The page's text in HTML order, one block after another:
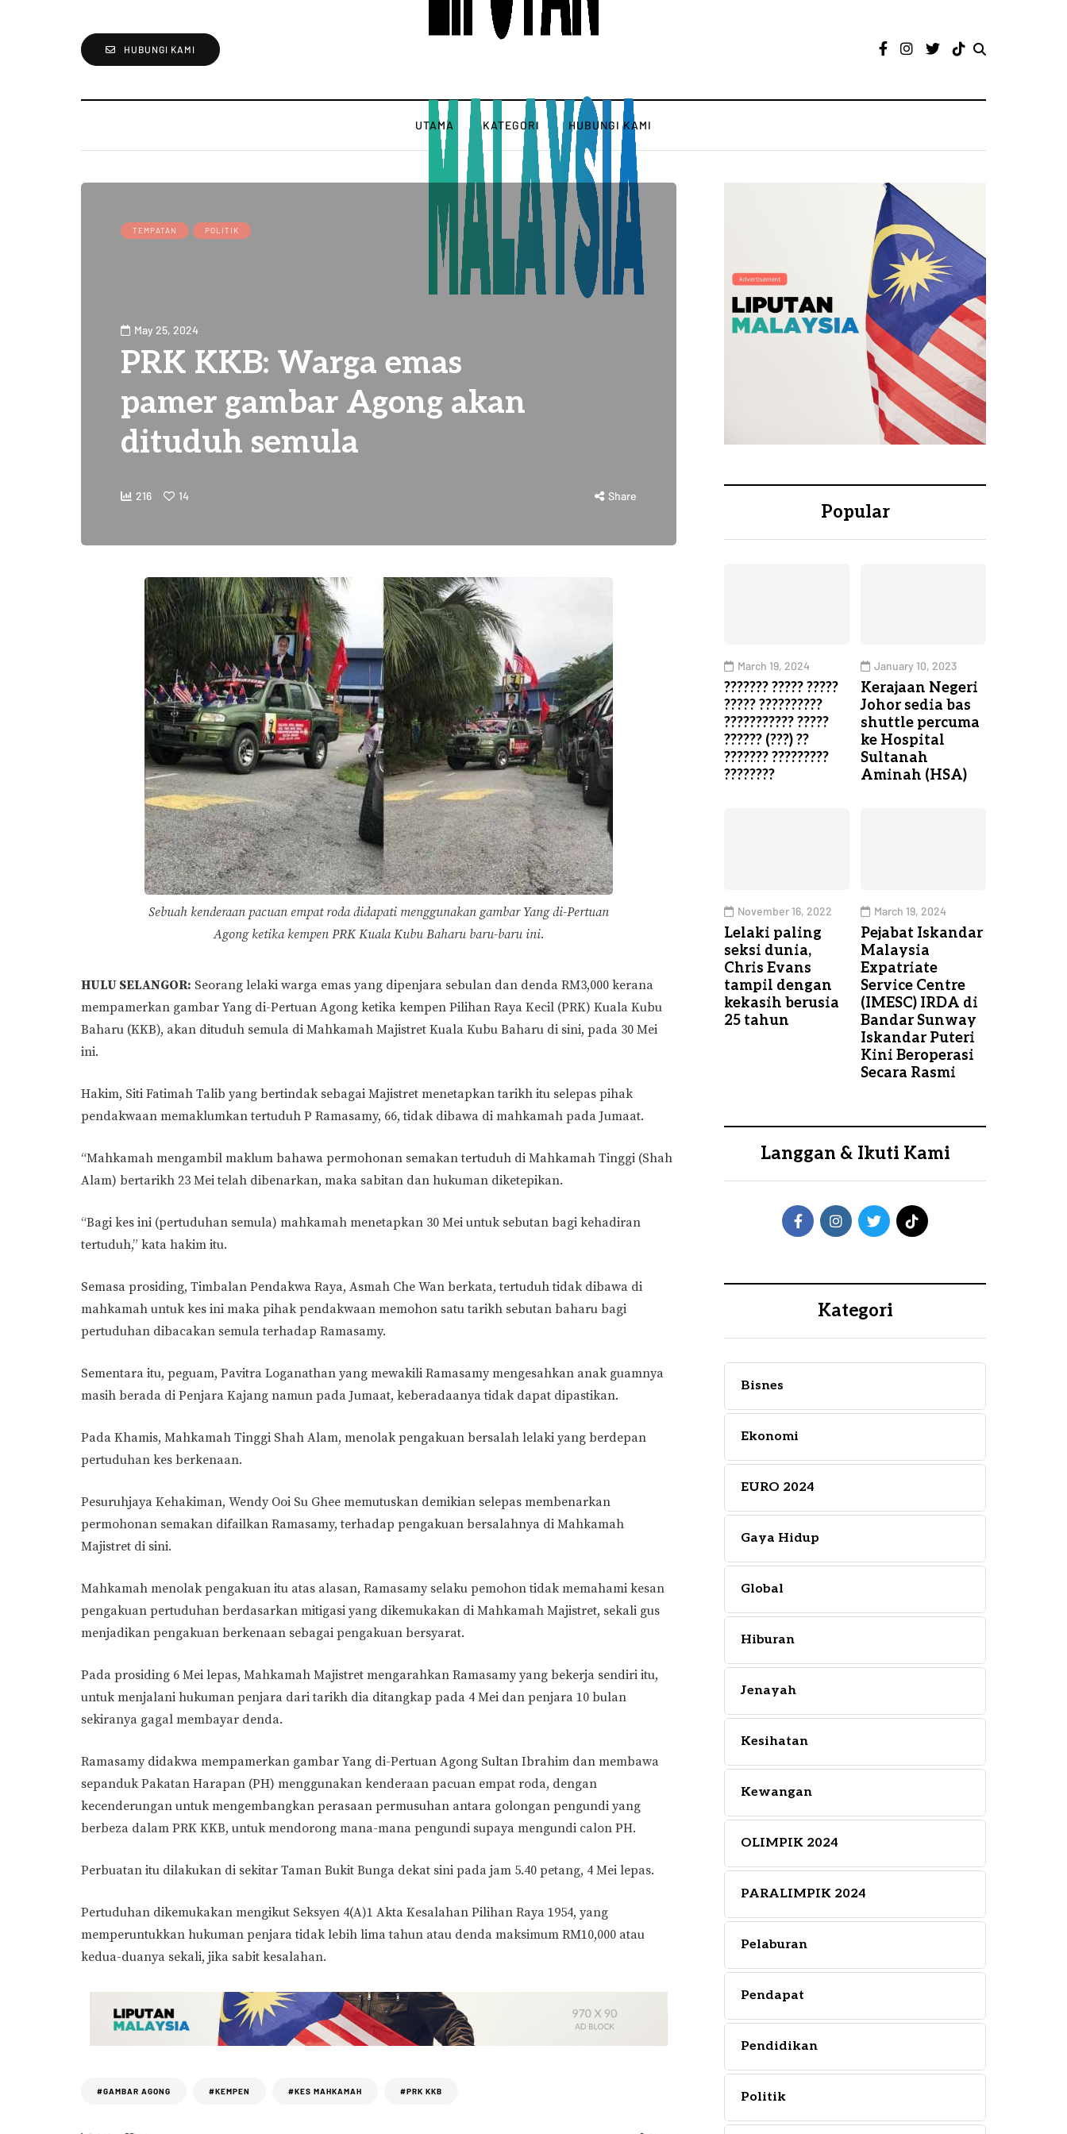
HUBUNGI KAMI
UTAMA KATEGORI HUBUNGI KAMI
TEMPATAN POLITIK
May 25, 2024
PRK KKB: Warga emas
pamer gambar Agong akan
dituduh semula
216 14 Share
Sebuah kenderaan pacuan empat roda didapati menggunakan gambar Yang di-Pertuan
Agong ketika kempen PRK Kuala Kubu Baharu baru-baru ini.
HULU SELANGOR: Seorang lelaki warga emas yang dipenjara sebulan dan denda RM3,000 kerana
mempamerkan gambar Yang di-Pertuan Agong ketika kempen Pilihan Raya Kecil (PRK) Kuala Kubu
Baharu (KKB), akan dituduh semula di Mahkamah Majistret Kuala Kubu Baharu di sini, pada 30 Mei
ini.
Hakim, Siti Fatimah Talib yang bertindak sebagai Majistret menetapkan tarikh itu selepas pihak
pendakwaan memaklumkan tertuduh P Ramasamy, 66, tidak dibawa di mahkamah pada Jumaat.
“Mahkamah mengambil maklum bahawa permohonan semakan tertuduh di Mahkamah Tinggi (Shah
Alam) bertarikh 23 Mei telah dibenarkan, maka sabitan dan hukuman diketepikan.
“Bagi kes ini (pertuduhan semula) mahkamah menetapkan 30 Mei untuk sebutan bagi kehadiran
tertuduh,” kata hakim itu.
Semasa prosiding, Timbalan Pendakwa Raya, Asmah Che Wan berkata, tertuduh tidak dibawa di
mahkamah untuk kes ini maka pihak pendakwaan memohon satu tarikh sebutan baharu bagi
pertuduhan dibacakan semula terhadap Ramasamy.
Sementara itu, peguam, Pavitra Loganathan yang mewakili Ramasamy mengesahkan anak guamnya
masih berada di Penjara Kajang namun pada Jumaat, keberadaanya tidak dapat dipastikan.
Pada Khamis, Mahkamah Tinggi Shah Alam, menolak pengakuan bersalah lelaki yang berdepan
pertuduhan kes berkenaan.
Pesuruhjaya Kehakiman, Wendy Ooi Su Ghee memutuskan demikian selepas membenarkan
permohonan semakan difailkan Ramasamy, terhadap pengakuan bersalahnya di Mahkamah
Majistret di sini.
Mahkamah menolak pengakuan itu atas alasan, Ramasamy selaku pemohon tidak memahami kesan
pengakuan pertuduhan berdasarkan mitigasi yang dikemukakan di Mahkamah Majistret, sekali gus
menjadikan pengakuan berkenaan sebagai pengakuan bersyarat.
Pada prosiding 6 Mei lepas, Mahkamah Majistret mengarahkan Ramasamy yang bekerja sendiri itu,
untuk menjalani hukuman penjara dari tarikh dia ditangkap pada 4 Mei dan penjara 10 bulan
sekiranya gagal membayar denda.
Ramasamy didakwa mempamerkan gambar Yang di-Pertuan Agong Sultan Ibrahim dan membawa
sepanduk Pakatan Harapan (PH) menggunakan kenderaan pacuan empat roda, dengan
kecenderungan untuk mengembangkan perasaan permusuhan antara golongan pengundi yang
berbeza dalam PRK KKB, untuk mendorong mana-mana pengundi supaya mengundi calon PH.
Perbuatan itu dilakukan di sekitar Taman Bukit Bunga dekat sini pada jam 5.40 petang, 4 Mei lepas.
Pertuduhan dikemukakan mengikut Seksyen 4(A)1 Akta Kesalahan Pilihan Raya 1954, yang
memperuntukkan hukuman penjara tidak lebih lima tahun atau denda maksimum RM10,000 atau
kedua-duanya sekali, jika sabit kesalahan.
#GAMBAR AGONG #KEMPEN #KES MAHKAMAH #PRK KKB
Popular
March 19, 2024
??????? ????? ?????
????? ??????????
??????????? ?????
?????? (???) ??
??????? ?????????
????????
January 10, 2023
Kerajaan Negeri
Johor sedia bas
shuttle percuma
ke Hospital
Sultanah
Aminah (HSA)
November 16, 2022
Lelaki paling
seksi dunia,
Chris Evans
tampil dengan
kekasih berusia
25 tahun
March 19, 2024
Pejabat Iskandar
Malaysia
Expatriate
Service Centre
(IMESC) IRDA di
Bandar Sunway
Iskandar Puteri
Kini Beroperasi
Secara Rasmi
Langgan & Ikuti Kami
Kategori
Bisnes
Ekonomi
EURO 2024
Gaya Hidup
Global
Hiburan
Jenayah
Kesihatan
Kewangan
OLIMPIK 2024
PARALIMPIK 2024
Pelaburan
Pendapat
Pendidikan
Politik